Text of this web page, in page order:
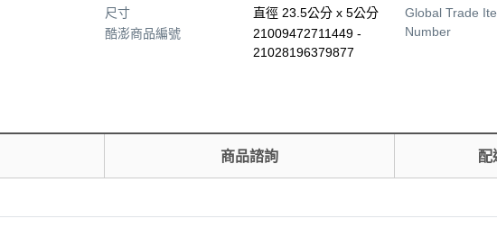
尺寸
直徑 23.5公分 x 5公分
酷澎商品編號
21009472711449 -
21028196379877
Global Trade
Number
商品諮詢 配